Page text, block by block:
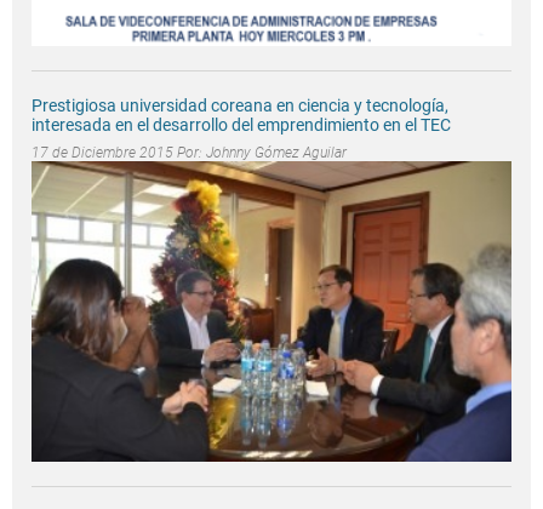
Prestigiosa universidad coreana en ciencia y tecnología,
interesada en el desarrollo del emprendimiento en el TEC
17 de Diciembre 2015 Por: Johnny Gómez Aguilar